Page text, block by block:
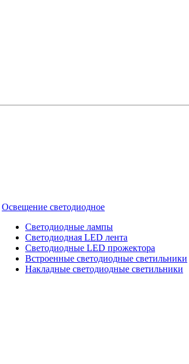
Освещение светодиодное
Светодиодные лампы
Светодиодная LED лента
Светодиодные LED прожектора
Встроенные светодиодные светильники
Накладные светодиодные светильники